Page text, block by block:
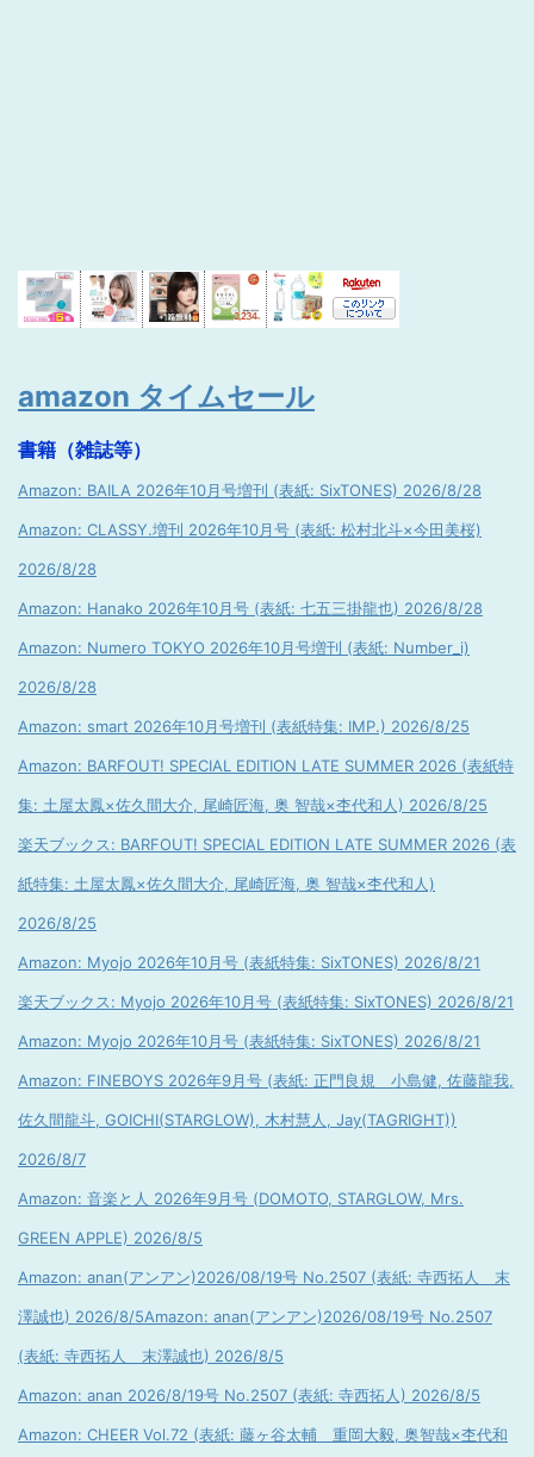
amazon タイムセール
書籍（雑誌等）
Amazon: BAILA 2026年10月号増刊 (表紙: SixTONES) 2026/8/28
Amazon: CLASSY.増刊 2026年10月号 (表紙: 松村北斗×今田美桜)
2026/8/28
Amazon: Hanako 2026年10月号 (表紙: 七五三掛龍也) 2026/8/28
Amazon: Numero TOKYO 2026年10月号増刊 (表紙: Number_i)
2026/8/28
Amazon: smart 2026年10月号増刊 (表紙特集: IMP.) 2026/8/25
Amazon: BARFOUT! SPECIAL EDITION LATE SUMMER 2026 (表紙特
集: 土屋太鳳×佐久間大介, 尾崎匠海, 奥 智哉×杢代和人) 2026/8/25
楽天ブックス: BARFOUT! SPECIAL EDITION LATE SUMMER 2026 (表
紙特集: 土屋太鳳×佐久間大介, 尾崎匠海, 奥 智哉×杢代和人)
2026/8/25
Amazon: Myojo 2026年10月号 (表紙特集: SixTONES) 2026/8/21
楽天ブックス: Myojo 2026年10月号 (表紙特集: SixTONES) 2026/8/21
Amazon: Myojo 2026年10月号 (表紙特集: SixTONES) 2026/8/21
Amazon: FINEBOYS 2026年9月号 (表紙: 正門良規 小島健, 佐藤龍我,
佐久間龍斗, GOICHI(STARGLOW), 木村慧人, Jay(TAGRIGHT))
2026/8/7
Amazon: 音楽と人 2026年9月号 (DOMOTO, STARGLOW, Mrs.
GREEN APPLE) 2026/8/5
Amazon: anan(アンアン)2026/08/19号 No.2507 (表紙: 寺西拓人 末
澤誠也) 2026/8/5Amazon: anan(アンアン)2026/08/19号 No.2507
(表紙: 寺西拓人 末澤誠也) 2026/8/5
Amazon: anan 2026/8/19号 No.2507 (表紙: 寺西拓人) 2026/8/5
Amazon: CHEER Vol.72 (表紙: 藤ヶ谷太輔 重岡大毅, 奥智哉×杢代和